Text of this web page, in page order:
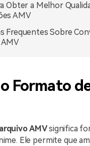
Obter a Melhor
AMV
Frequentes Sobre
Formato
AMVsignifica
Ele permite que